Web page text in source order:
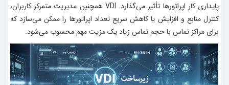
پایداری کار اپراتورها تأثیر می‌گذارد. VDI همچنین مدیریت متمرکز کاربران،
کنترل منابع و افزایش یا کاهش سریع تعداد اپراتورها را ممکن می‌سازد که
برای مراکز تماس با حجم تماس زیاد یک مزیت مهم محسوب می‌شود.